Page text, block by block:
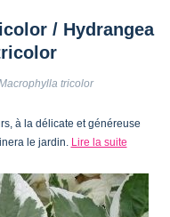
/ Hydrangea
tricolor
à la délicate et généreuse
le jardin. Lire la suite